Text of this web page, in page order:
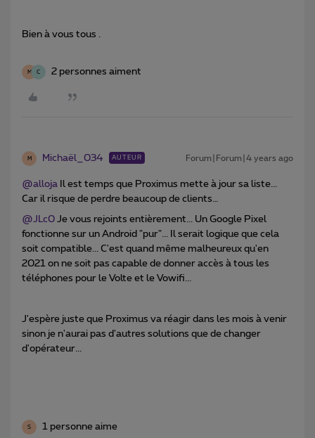
Bien à vous tous .
M C 2 personnes aiment
M Michaël_034 AUTEUR Forum|Forum|4 years ago
@alloja Il est temps que Proximus mette à jour sa liste...
Car il risque de perdre beaucoup de clients…
@JLc0 Je vous rejoints entièrement... Un Google Pixel
fonctionne sur un Android "pur"... Il serait logique que cela
soit compatible... C'est quand même malheureux qu'en
2021 on ne soit pas capable de donner accès à tous les
téléphones pour le Volte et le Vowifi...
J'espère juste que Proximus va réagir dans les mois à venir
sinon je n'aurai pas d'autres solutions que de changer
d'opérateur...
S 1 personne aime